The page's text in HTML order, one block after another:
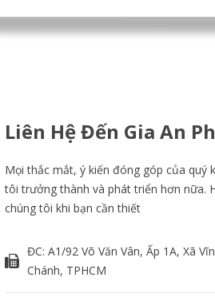
Liên Hệ Đến Gia An
Mọi thắc mắt, ý kiến đóng góp của quý
tôi trưởng thành và phát triển hơn nữa.
chúng tôi khi bạn cần thiết
ĐC: A1/92 Võ Văn Vân, Ấp 1A, Xã
Chánh, TPHCM